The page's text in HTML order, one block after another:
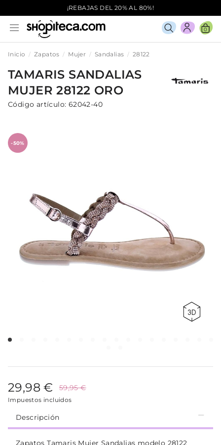
¡REBAJAS DEL 20% AL 80%!
0
Inicio Zapatos Mujer Sandalias 28122
TAMARIS SANDALIAS
MUJER28122 ORO
Código artículo: 62042-40
-50%
29,98 € 59,95 €
Impuestos incluidos
Descripción
Zapatos Tamaris Mujer Sandalias modelo 28122